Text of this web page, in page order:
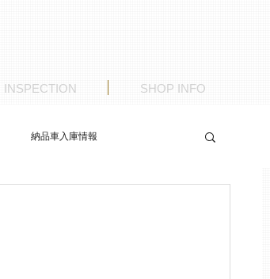
INSPECTION SHOP INFO
納品車入庫情報